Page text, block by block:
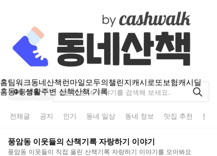
홈팀워크동네산책런마일모두의챌린지캐시로또보험캐시딜
홈동네 생활주변 산책산책 기록
풍암동
전체글 공지 인기 동네 일상 동네 정보 맛집 추천 분
풍암동 이웃들의 산책기록 자랑하기 이야기
풍암동 이웃들이 직접 올린 산책기록 자랑하기 이야기를 모아봐요